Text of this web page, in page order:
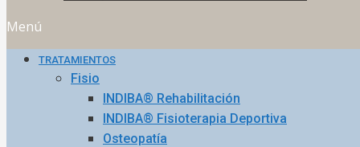
Menú
TRATAMIENTOS
Fisio
INDIBA® Rehabilitación
INDIBA® Fisioterapia Deportiva
Osteopatía